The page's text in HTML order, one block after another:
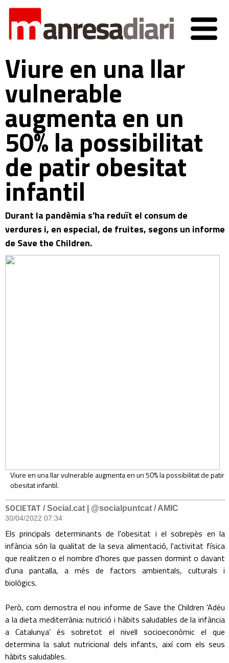
Viure en una llar
vulnerable
augmenta en un
50% la possibilitat
de patir obesitat
infantil
Durant la pandèmia s'ha reduït el consum de
verdures i, en especial, de fruites, segons un informe
de Save the Children.
Viure en una llar vulnerable augmenta en un 50% la possibilitat de patir
obesitat infantil.
SOCIETAT / Social.cat | @socialpuntcat / AMIC
30/04/2022 07:34
Els principals determinants de l'obesitat i el sobrepès en la
infància són la qualitat de la seva alimentació, l'activitat física
que realitzen o el nombre d'hores que passen dormint o davant
d'una pantalla, a més de factors ambientals, culturals i
biològics.
Però, com demostra el nou informe de Save the Children 'Adéu
a la dieta mediterrània: nutrició i hàbits saludables de la infància
a Catalunya' és sobretot el nivell socioeconòmic el que
determina la salut nutricional dels infants, així com els seus
hàbits saludables.